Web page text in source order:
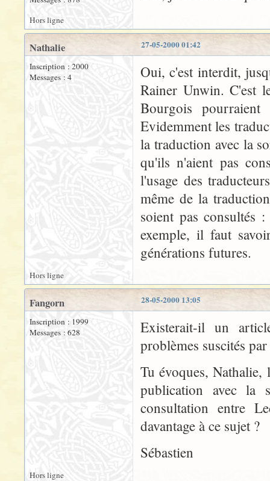
Hors ligne
27-05-2000 01:42
Nathalie
Inscription : 2000
Messages : 4
Oui, c'est interdit,
Rainer Unwin. C'est
Bourgois
Evidemment les
la traduction avec la
qu'ils n'aient pas
l'usage des
même de la
soient pas consultés
exemple, il faut
générations futures.
Hors ligne
28-05-2000 13:05
Fangorn
Inscription : 1999
Messages : 628
Existerait-il un
problèmes suscités
Tu évoques,
publication avec la
consultation entre
davantage à ce sujet ?
Sébastien
Hors ligne